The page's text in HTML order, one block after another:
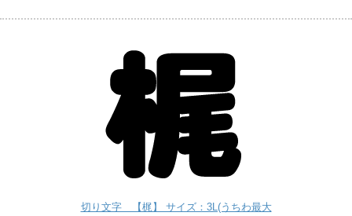
切り文字 【梶】 サイズ：3L(うちわ最大